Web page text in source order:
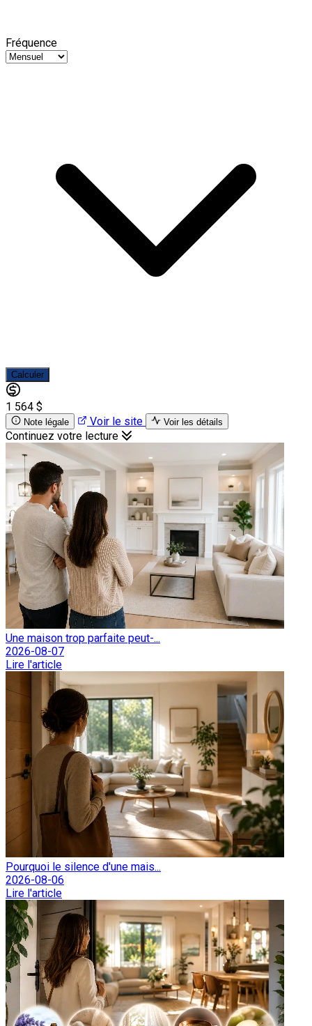
Fréquence
Calculer
1 564 $
Note légale Voir le site Voir les détails
Continuez votre lecture
Une maison trop parfaite peut-...
2026-08-07
Lire l'article
Pourquoi le silence d'une mais...
2026-08-06
Lire l'article